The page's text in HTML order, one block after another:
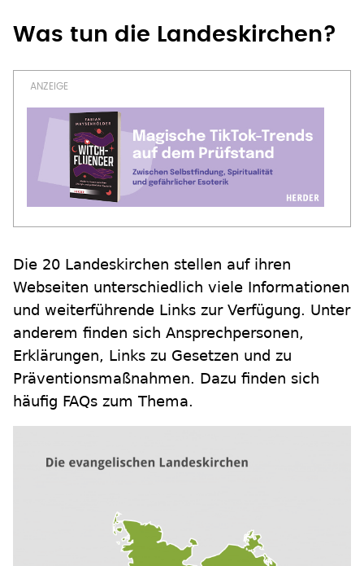
Was tun die Landeskirchen?
Die 20 Landeskirchen stellen auf ihren
Webseiten unterschiedlich viele Informationen
und weiterführende Links zur Verfügung. Unter
anderem finden sich Ansprechpersonen,
Erklärungen, Links zu Gesetzen und zu
Präventionsmaßnahmen. Dazu finden sich
häufig FAQs zum Thema.